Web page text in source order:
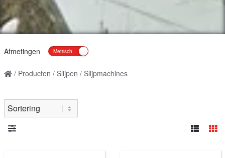
Afmetingen
Producten Slijpen Slijpmachines